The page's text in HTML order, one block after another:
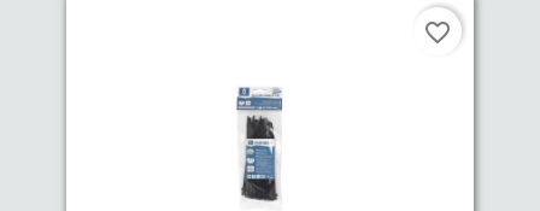
favorite_border